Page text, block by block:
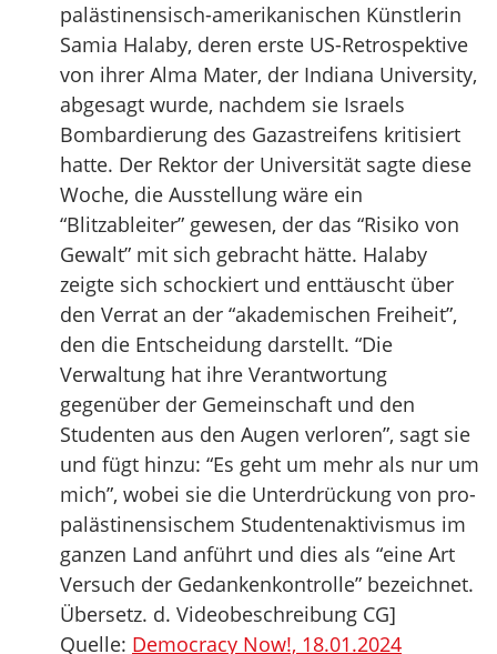
palästinensisch-amerikanischen Künstlerin
Samia Halaby, deren erste US-Retrospektive
von ihrer Alma Mater, der Indiana University,
abgesagt wurde, nachdem sie Israels
Bombardierung des Gazastreifens kritisiert
hatte. Der Rektor der Universität sagte diese
Woche, die Ausstellung wäre ein
“Blitzableiter” gewesen, der das “Risiko von
Gewalt” mit sich gebracht hätte. Halaby
zeigte sich schockiert und enttäuscht über
den Verrat an der “akademischen Freiheit”,
den die Entscheidung darstellt. “Die
Verwaltung hat ihre Verantwortung
gegenüber der Gemeinschaft und den
Studenten aus den Augen verloren”, sagt sie
und fügt hinzu: “Es geht um mehr als nur um
mich”, wobei sie die Unterdrückung von pro-
palästinensischem Studentenaktivismus im
ganzen Land anführt und dies als “eine Art
Versuch der Gedankenkontrolle” bezeichnet.
Übersetz. d. Videobeschreibung CG]
Quelle: Democracy Now!, 18.01.2024